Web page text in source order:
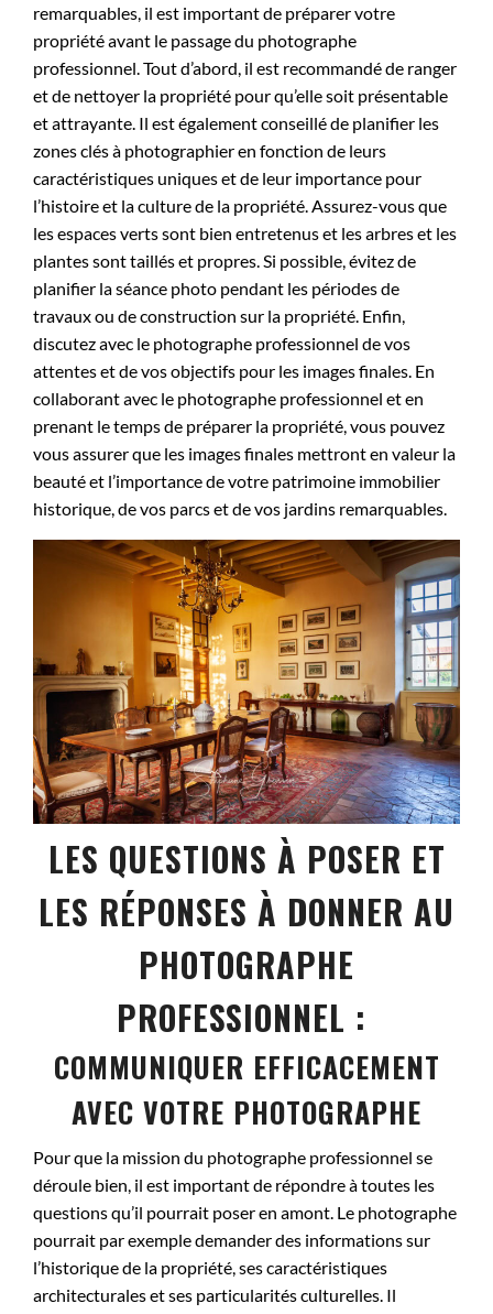
remarquables, il est important de préparer votre
propriété avant le passage du photographe
professionnel. Tout d’abord, il est recommandé de ranger
et de nettoyer la propriété pour qu’elle soit présentable
et attrayante. Il est également conseillé de planifier les
zones clés à photographier en fonction de leurs
caractéristiques uniques et de leur importance pour
l’histoire et la culture de la propriété. Assurez-vous que
les espaces verts sont bien entretenus et les arbres et les
plantes sont taillés et propres. Si possible, évitez de
planifier la séance photo pendant les périodes de
travaux ou de construction sur la propriété. Enfin,
discutez avec le photographe professionnel de vos
attentes et de vos objectifs pour les images finales. En
collaborant avec le photographe professionnel et en
prenant le temps de préparer la propriété, vous pouvez
vous assurer que les images finales mettront en valeur la
beauté et l’importance de votre patrimoine immobilier
historique, de vos parcs et de vos jardins remarquables.
LES QUESTIONS À POSER ET
LES RÉPONSES À DONNER AU
PHOTOGRAPHE
PROFESSIONNEL :
COMMUNIQUER EFFICACEMENT
AVEC VOTRE PHOTOGRAPHE
Pour que la mission du photographe professionnel se
déroule bien, il est important de répondre à toutes les
questions qu’il pourrait poser en amont. Le photographe
pourrait par exemple demander des informations sur
l’historique de la propriété, ses caractéristiques
architecturales et ses particularités culturelles. Il